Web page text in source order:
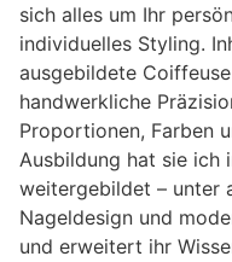
sich alles um Ihr
individuelles Styling.
ausgebildete
handwerkliche
Proportionen, Farben
Ausbildung hat sie ich
weitergebildet – unter
Nageldesign und
und erweitert ihr